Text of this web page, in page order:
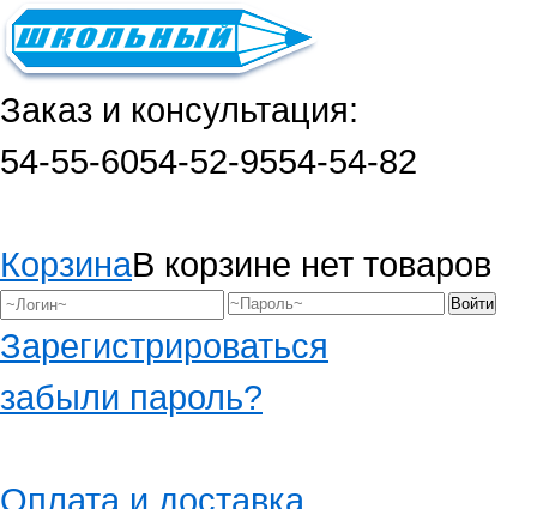
Заказ и консультация:
54-55-6054-52-9554-54-82
КорзинаВ корзине нет товаров
Зарегистрироваться
забыли пароль?
Оплата и доставка